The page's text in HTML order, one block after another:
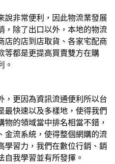
說非常便利，因此物流業發展
，除了出口以外，本地的物流
店的店到店取貨、各家宅配商
等都是更提高買賣雙方在購
。
，更因為資訊流通便利所以台
最快速以及多樣地，使得我們
的領域當中排名相當不錯，
金流系統，使得整個網購的流
學習力，我們在數位行銷、銷
我學習並有所發揮。